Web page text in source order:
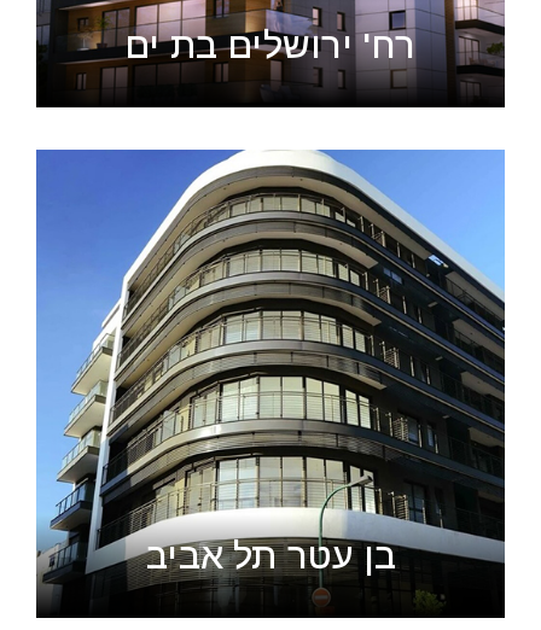
רח' ירושלים בת ים
בן עטר תל אביב